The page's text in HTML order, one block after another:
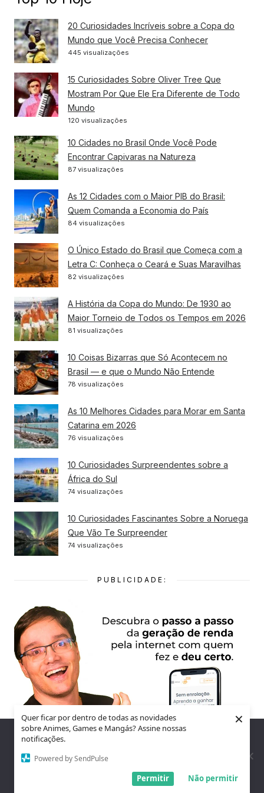
Quer ficar por dentro de todas as novidades
sobre Animes, Games e Mangás? Assine nossas
notificações.
Powered by SendPulse
Não permitir
Permitir
×
20 Curiosidades Incríveis sobre a Copa do
Mundo que Você Precisa Conhecer
445 visualizações
15 Curiosidades Sobre Oliver Tree Que
Mostram Por Que Ele Era Diferente de Todo
Mundo
120 visualizações
10 Cidades no Brasil Onde Você Pode
Encontrar Capivaras na Natureza
87 visualizações
As 12 Cidades com o Maior PIB do Brasil:
Quem Comanda a Economia do País
84 visualizações
O Único Estado do Brasil que Começa com a
Letra C: Conheça o Ceará e Suas Maravilhas
82 visualizações
A História da Copa do Mundo: De 1930 ao
Maior Torneio de Todos os Tempos em 2026
81 visualizações
10 Coisas Bizarras que Só Acontecem no
Brasil — e que o Mundo Não Entende
78 visualizações
As 10 Melhores Cidades para Morar em Santa
Catarina em 2026
76 visualizações
10 Curiosidades Surpreendentes sobre a
África do Sul
74 visualizações
10 Curiosidades Fascinantes Sobre a Noruega
Que Vão Te Surpreender
74 visualizações
PUBLICIDADE:
Nós utilizamos cookies para garantir que você tenha a melhor
experiência em nosso site. Se você continua a usar este site,
assumimos que você está satisfeito.
Entendi!